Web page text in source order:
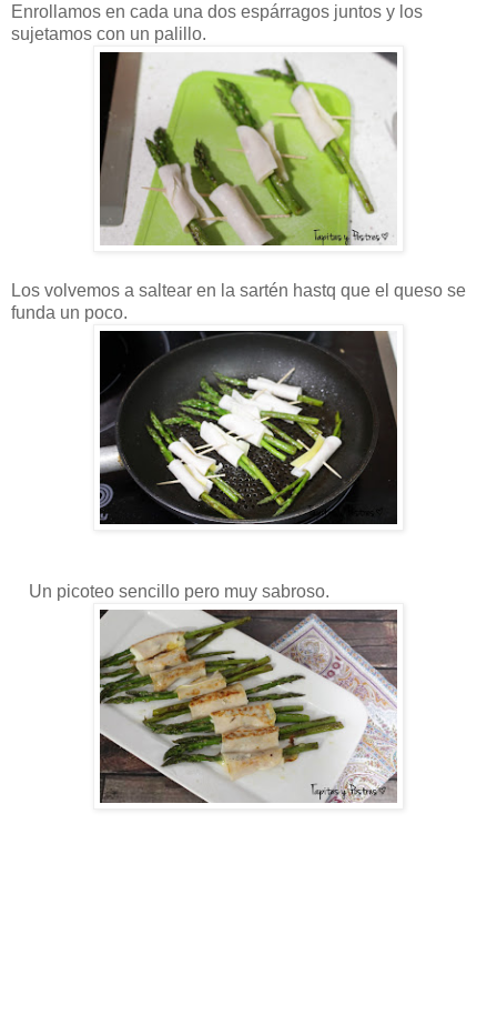
Enrollamos en cada una dos espárragos juntos y los
sujetamos con un palillo.
Los volvemos a saltear en la sartén hastq que el queso se
funda un poco.
Un picoteo sencillo pero muy sabroso.